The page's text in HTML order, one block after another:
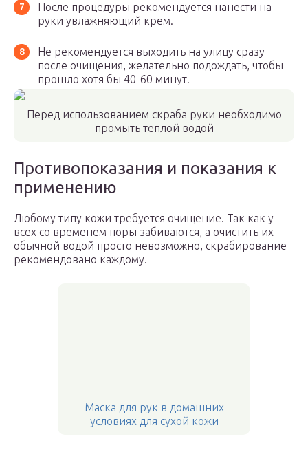
После процедуры рекомендуется нанести на
руки увлажняющий крем.
Не рекомендуется выходить на улицу сразу
после очищения, желательно подождать, чтобы
прошло хотя бы 40-60 минут.
Перед использованием скраба руки необходимо
промыть теплой водой
Противопоказания и показания к
применению
Любому типу кожи требуется очищение. Так как у
всех со временем поры забиваются, а очистить их
обычной водой просто невозможно, скрабирование
рекомендовано каждому.
Маска для рук в домашних
условиях для сухой кожи